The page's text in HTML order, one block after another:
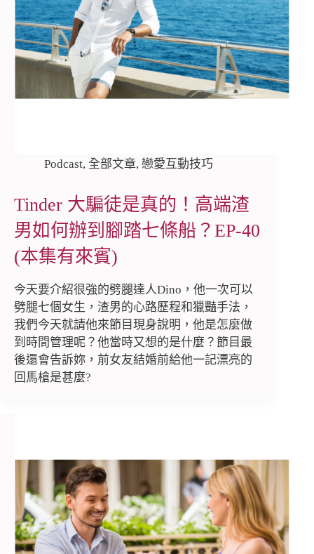
Podcast, 全部文章, 戀愛互動技巧
Tinder 大騙徒是真的！高端渣
男如何辦到腳踏七條船？EP-40
(本集有來賓)
今天要介紹很強的劈腿達人Dino，他一次可以
劈腿七個女生，渣男的心路歷程和獵豔手法，
我們今天就請他來節目現身說明，他是怎麼做
到時間管理呢？他當時又想的是什麼？節目最
後還會告訴妳，前女友結婚前給他一記漂亮的
回馬槍是甚麼?